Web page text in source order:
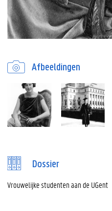
Afbeeldingen
Dossier
Vrouwelijke studenten aan de UGent